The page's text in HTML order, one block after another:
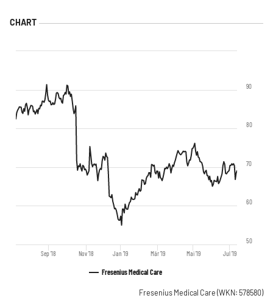
Fresenius Medical Care
Sep '18 Nov '18 Jan '19 Mär '19 Mai '19 Jul '19
50
60
70
80
90
Fresenius Medical Care (WKN: 578580)